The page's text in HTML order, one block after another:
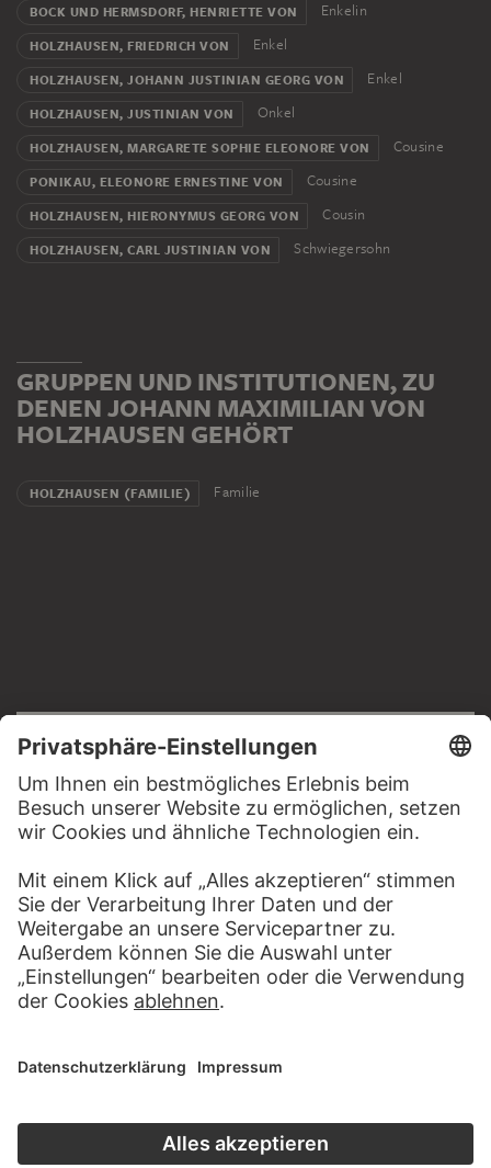
BOCK UND HERMSDORF, HENRIETTE VON Enkelin
HOLZHAUSEN, FRIEDRICH VON Enkel
HOLZHAUSEN, JOHANN JUSTINIAN GEORG VON Enkel
HOLZHAUSEN, JUSTINIAN VON Onkel
HOLZHAUSEN, MARGARETE SOPHIE ELEONORE VON Cousine
PONIKAU, ELEONORE ERNESTINE VON Cousine
HOLZHAUSEN, HIERONYMUS GEORG VON Cousin
HOLZHAUSEN, CARL JUSTINIAN VON Schwiegersohn
GRUPPEN UND INSTITUTIONEN, ZU
DENEN JOHANN MAXIMILIAN VON
HOLZHAUSEN GEHÖRT
HOLZHAUSEN (FAMILIE) Familie
Impressum
Datenschutz
Copyright © 2026 Städel Museum
All rights reserved.
DIGITALE SAMMLUNG
Startseite
Werke
Künstler
Alben
SOCIAL MEDIA